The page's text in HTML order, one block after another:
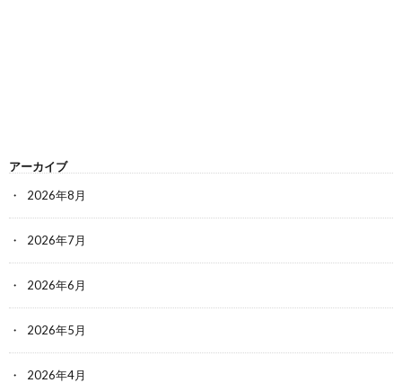
アーカイブ
2026年8月
2026年7月
2026年6月
2026年5月
2026年4月